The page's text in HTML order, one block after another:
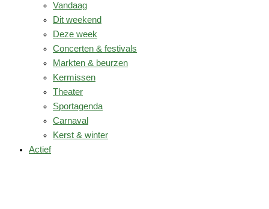
Vandaag
Dit weekend
Deze week
Concerten & festivals
Markten & beurzen
Kermissen
Theater
Sportagenda
Carnaval
Kerst & winter
Actief